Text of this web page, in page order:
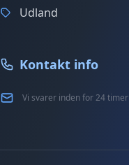
Udland
Kontakt info
Vi svarer inden for 24 timer